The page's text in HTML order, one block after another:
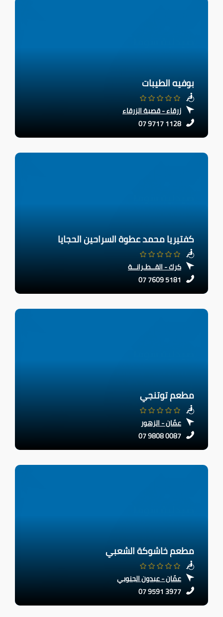
بوفيه الطيبات
زرقاء - قصبة الزرقاء
07 9717 1128
كفتيريا محمد عطوة السراحين الحجايا
كرك - القــطـرانــة
07 7609 5181
مطعم توتنجي
عمّان - الزهور
07 9808 0087
مطعم خاشوكة الشعبي
عمّان - عبدون الجنوبي
07 9591 3977